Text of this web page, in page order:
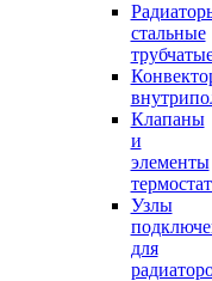
стальные
Клапаны
и
элементы
Узлы
для